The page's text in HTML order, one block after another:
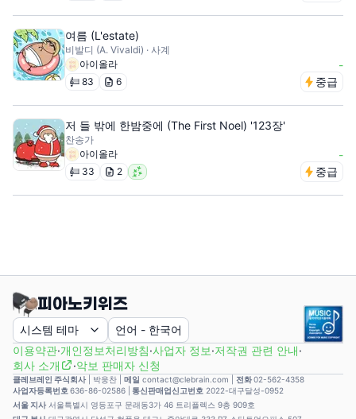
여름 (L'estate)
비발디 (A. Vivaldi) · 사계
아이올라
-
83 6 중급
저 들 밖에 한밤중에 (The First Noel) '123장'
찬송가
아이올라
-
33 2 중급
시스템 테마 언어 - 한국어
이용약관·개인정보처리방침·사업자 정보·저작권 관련 안내·
회사 소개
·악보 판매자 신청
클레브레인 주식회사| 박웅찬 메일 contact@clebrain.com | 전화02-562-4358
사업자등록번호 636-86-02586 | 통신판매업신고번호 2022-대구달성-0952
서울 지사 서울특별시 영등포구 문래동3가 46 트리플렉스 9층 909호